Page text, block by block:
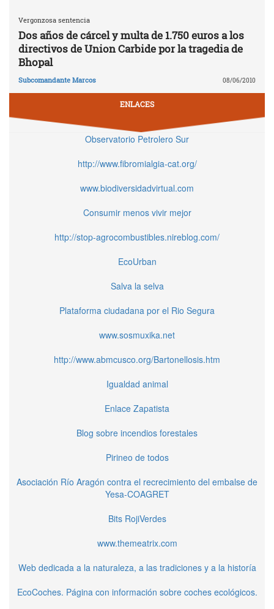
Vergonzosa sentencia
Dos años de cárcel y multa de 1.750 euros a los
directivos de Union Carbide por la tragedia de
Bhopal
Subcomandante Marcos 08/06/2010
ENLACES
Observatorio Petrolero Sur
http://www.fibromialgia-cat.org/
www.biodiversidadvirtual.com
Consumir menos vivir mejor
http://stop-agrocombustibles.nireblog.com/
EcoUrban
Salva la selva
Plataforma ciudadana por el Rio Segura
www.sosmuxika.net
http://www.abmcusco.org/Bartonellosis.htm
Igualdad animal
Enlace Zapatista
Blog sobre incendios forestales
Pirineo de todos
Asociación Río Aragón contra el recrecimiento del embalse de
Yesa-COAGRET
Bits RojiVerdes
www.themeatrix.com
Web dedicada a la naturaleza, a las tradiciones y a la historía
EcoCoches. Página con información sobre coches ecológicos.